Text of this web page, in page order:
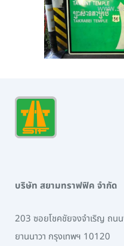
บริษัท สยามทราฟฟิค จำกัด
203 ซอยโชคชัยจงจำเริญ ถน
ยานนาวา กรุงเทพฯ 10120